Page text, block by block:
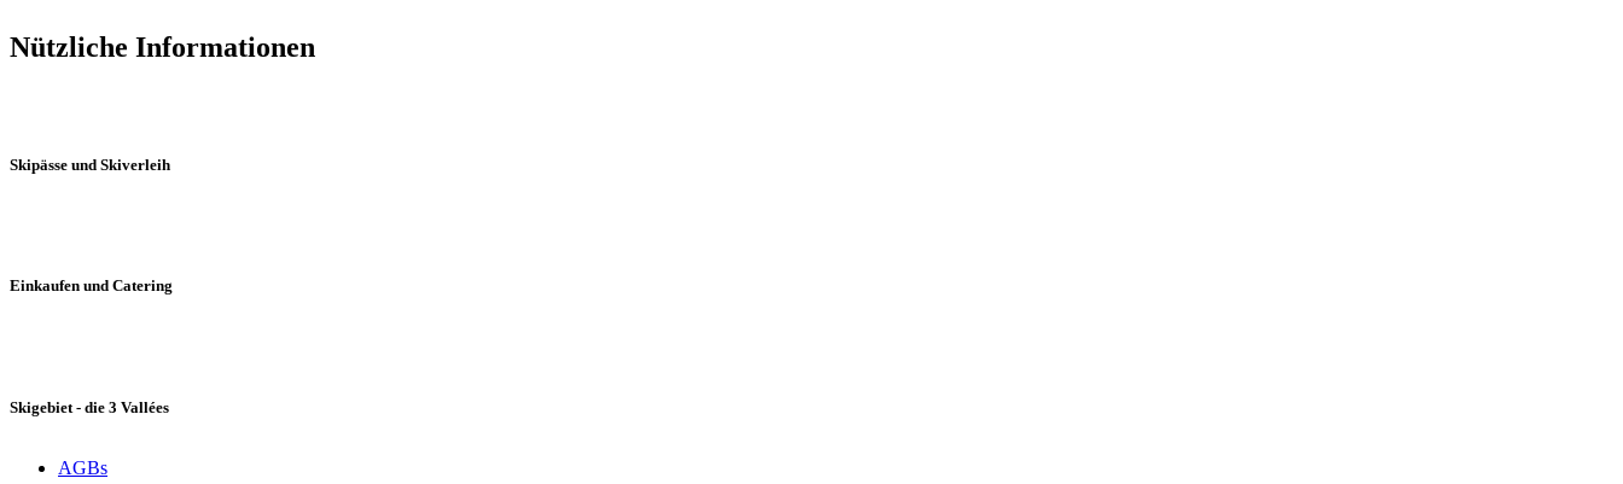
Nützliche Informationen
Skipässe und Skiverleih
Einkaufen und Catering
Skigebiet - die 3 Vallées
AGBs